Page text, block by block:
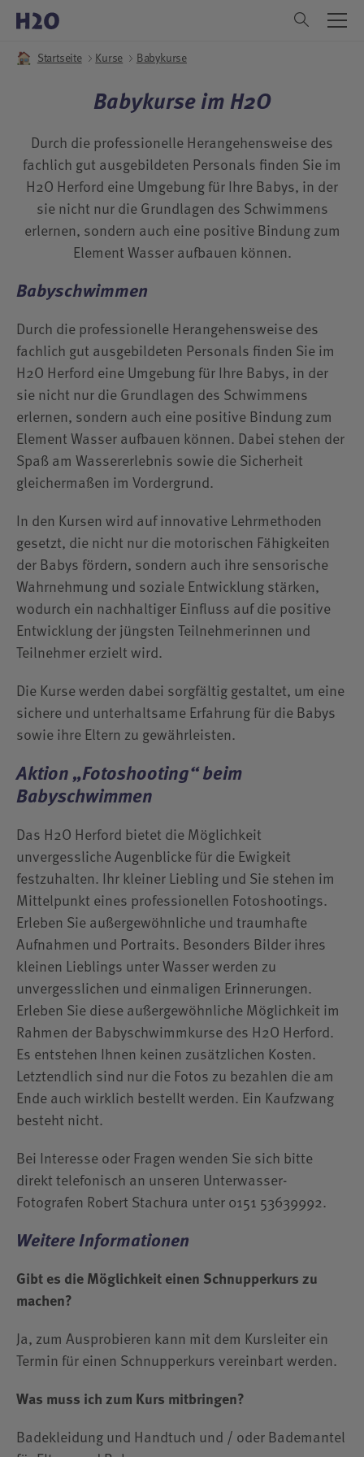
Bad
Kindergeburtstag
Tabokiri Hörgeschichten
Baderegeln
Barrierefreiheit
Gruppenanmeldung
Saunen
Gastronomie
Schulungszentrum
Rund um den Besuch
Anwendungen
Tagesarrangements / After Work
Liegenreservierung
Aktiv
Wohnmobilhafen
Herford erleben
Elektromobilität
Startseite Kurse Babykurse
Babykurse im H2O
Durch die professionelle Herangehensweise des
fachlich gut ausgebildeten Personals finden Sie im
H2O Herford eine Umgebung für Ihre Babys, in der
sie nicht nur die Grundlagen des Schwimmens
erlernen, sondern auch eine positive Bindung zum
Element Wasser aufbauen können.
Babyschwimmen
Durch die professionelle Herangehensweise des
fachlich gut ausgebildeten Personals finden Sie im
H2O Herford eine Umgebung für Ihre Babys, in der
sie nicht nur die Grundlagen des Schwimmens
erlernen, sondern auch eine positive Bindung zum
Element Wasser aufbauen können. Dabei stehen der
Spaß am Wassererlebnis sowie die Sicherheit
gleichermaßen im Vordergrund.
In den Kursen wird auf innovative Lehrmethoden
gesetzt, die nicht nur die motorischen Fähigkeiten
der Babys fördern, sondern auch ihre sensorische
Wahrnehmung und soziale Entwicklung stärken,
wodurch ein nachhaltiger Einfluss auf die positive
Entwicklung der jüngsten Teilnehmerinnen und
Teilnehmer erzielt wird.
Die Kurse werden dabei sorgfältig gestaltet, um eine
sichere und unterhaltsame Erfahrung für die Babys
sowie ihre Eltern zu gewährleisten.
Aktion „Fotoshooting“ beim
Babyschwimmen
Das H2O Herford bietet die Möglichkeit
unvergessliche Augenblicke für die Ewigkeit
festzuhalten. Ihr kleiner Liebling und Sie stehen im
Mittelpunkt eines professionellen Fotoshootings.
Erleben Sie außergewöhnliche und traumhafte
Aufnahmen und Portraits. Besonders Bilder ihres
kleinen Lieblings unter Wasser werden zu
unvergesslichen und einmaligen Erinnerungen.
Erleben Sie diese außergewöhnliche Möglichkeit im
Rahmen der Babyschwimmkurse des H2O Herford.
Es entstehen Ihnen keinen zusätzlichen Kosten.
Letztendlich sind nur die Fotos zu bezahlen die am
Ende auch wirklich bestellt werden. Ein Kaufzwang
besteht nicht.
Bei Interesse oder Fragen wenden Sie sich bitte
direkt telefonisch an unseren Unterwasser-
Fotografen Robert Stachura unter 0151 53639992.
Weitere Informationen
Gibt es die Möglichkeit einen Schnupperkurs zu
machen?
Ja, zum Ausprobieren kann mit dem Kursleiter ein
Termin für einen Schnupperkurs vereinbart werden.
Was muss ich zum Kurs mitbringen?
Badekleidung und Handtuch und / oder Bademantel